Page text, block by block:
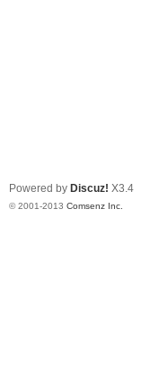
Powered by Discuz! X3.4
© 2001-2013 Comsenz Inc.